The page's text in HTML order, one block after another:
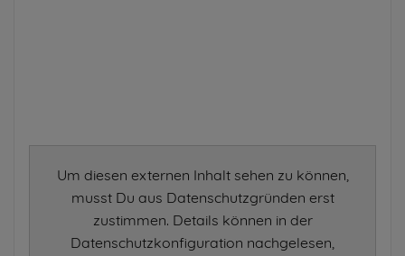
Um diesen externen Inhalt sehen zu können,
musst Du aus Datenschutzgründen erst
zustimmen. Details können in der
Datenschutzkonfiguration nachgelesen,